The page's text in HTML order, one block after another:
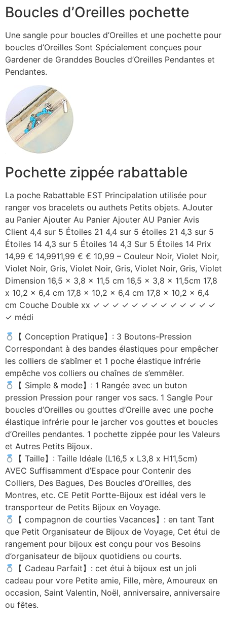
Boucles d’Oreilles pochette
Une sangle pour boucles d’Oreilles et une pochette pour
boucles d’Oreilles Sont Spécialement conçues pour
Gardener de Granddes Boucles d’Oreilles Pendantes et
Pendantes.
Pochette zippée rabattable
La poche Rabattable EST Principalation utilisée pour
ranger vos bracelets ou authets Petits objets. AJouter
au Panier Ajouter Au Panier Ajouter AU Panier Avis
Client 4,4 sur 5 Étoiles 21 4,4 sur 5 étoiles 21 4,3 sur 5
Étoiles 14 4,3 sur 5 Étoiles 14 4,3 Sur 5 Étoiles 14 Prix
14,99 € 14,9911,99 € € 10,99 – Couleur Noir, Violet Noir,
Violet Noir, Gris, Violet Noir, Gris, Violet Noir, Gris, Violet
Dimension 16,5 x 3,8 x 11,5 cm 16,5 x 3,8 x 11,5cm 17,8
x 10,2 x 6,4 cm 17,8 x 10,2 x 6,4 cm 17,8 x 10,2 x 6,4
cm Couche Double xx ✓ ✓ ✓ ✓ ✓ ✓ ✓ ✓ ✓ ✓ ✓ ✓ ✓
✓ médi
【 Conception Pratique】: 3 Boutons-Pression
Correspondant à des bandes élastiques pour empêcher
les colliers de s’abîmer et 1 poche élastique infrérie
empêche vos colliers ou chaînes de s’emmêler.
【 Simple & mode】: 1 Rangée avec un buton
pression Pression pour ranger vos sacs. 1 Sangle Pour
boucles d’Oreilles ou gouttes d’Oreille avec une poche
élastique infrérie pour le jarcher vos gouttes et boucles
d’Oreilles pendantes. 1 pochette zippée pour les Valeurs
et Autres Petits Bijoux.
【 Taille】: Taille Idéale (L16,5 x L3,8 x H11,5cm)
AVEC Suffisamment d’Espace pour Contenir des
Colliers, Des Bagues, Des Boucles d’Oreilles, des
Montres, etc. CE Petit Portte-Bijoux est idéal vers le
transporteur de Petits Bijoux en Voyage.
【 compagnon de courties Vacances】: en tant Tant
que Petit Organisateur de Bijoux de Voyage, Cet étui de
rangement pour bijoux est conçu pour vos Besoins
d’organisateur de bijoux quotidiens ou courts.
【 Cadeau Parfait】: cet étui à bijoux est un joli
cadeau pour vore Petite amie, Fille, mère, Amoureux en
occasion, Saint Valentin, Noël, anniversaire, anniversaire
ou fêtes.